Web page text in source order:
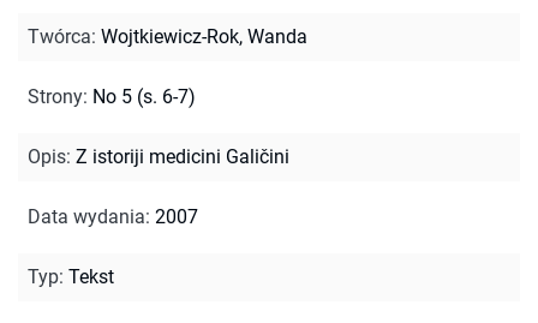
Twórca: Wojtkiewicz-Rok, Wanda
Strony: No 5 (s. 6-7)
Opis: Z istoriji medicini Galičini
Data wydania: 2007
Typ: Tekst